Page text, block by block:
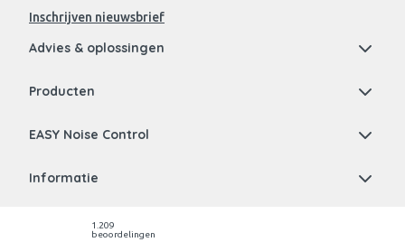
Inschrijven nieuwsbrief
Advies & oplossingen
Producten
EASY Noise Control
Informatie
1.209
beoordelingen